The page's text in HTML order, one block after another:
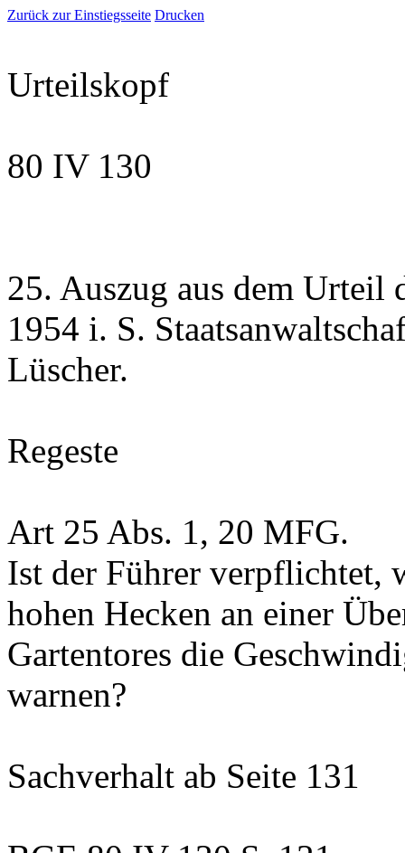
Zurück zur Einstiegsseite Drucken
Urteilskopf
80 IV 130
25. Auszug aus dem Urteil
1954 i. S.
Lüscher.
Regeste
Art 25 Abs. 1, 20 MFG.
Ist der Führer verpflichtet,
hohen Hecken an einer
Gartentores die
warnen?
Sachverhalt ab Seite 131